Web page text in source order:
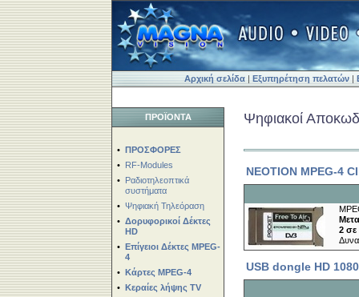
Αρχική σελίδα | Εξυπηρέτηση πελατών |
ΠΡΟΪΟΝΤΑ
• ΠΡΟΣΦΟΡΕΣ
• RF-Modules
• Ραδιοτηλεοπτικά
συστήματα
• Ψηφιακή Τηλεόραση
• Δορυφορικοί Δέκτες
HD
• Επίγειοι Δέκτες MPEG-
4
• Κάρτες MPEG-4
• Κεραίες λήψης TV
Ψηφιακoί
NEOTION MPEG-4
2 σε
USB dongle HD